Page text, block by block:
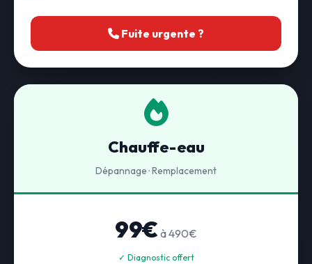
Fuite urgente ?
Chauffe-eau
Dépannage · Remplacement
99€ à 490€
✓ Diagnostic offert